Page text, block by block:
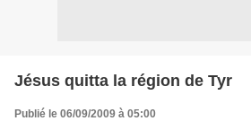
Jésus quitta la région de Tyr
Publié le 06/09/2009 à 05:00